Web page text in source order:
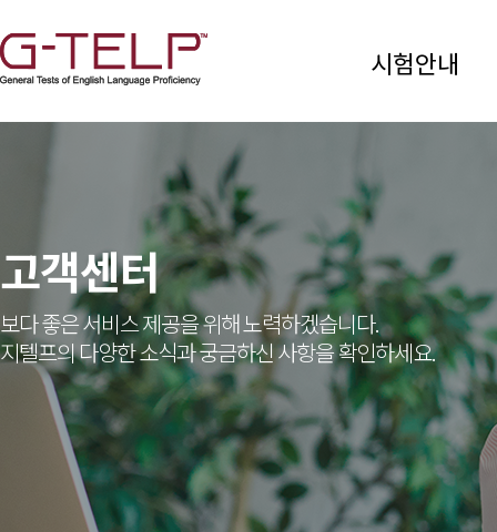
시험안내
고객센터
보다 좋은 서비스 제공을 위해 노력하겠습니다.
지텔프의 다양한 소식과 궁금하신 사항을 확인하세요.